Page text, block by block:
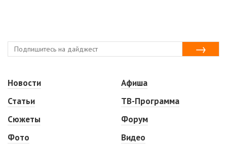
Новости
Статьи
Сюжеты
Фото
Афиша
ТВ-Программа
Форум
Видео